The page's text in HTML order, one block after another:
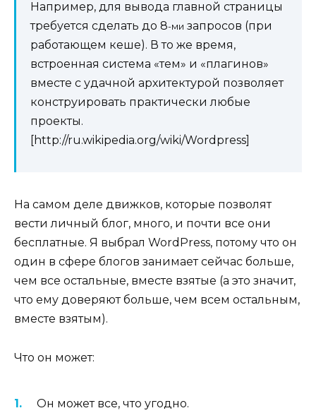
Например, для вывода главной страницы
требуется сделать до 8-ми запросов (при
работающем кеше). В то же время,
встроенная система «тем» и «плагинов»
вместе с удачной архитектурой позволяет
конструировать практически любые
проекты.
[http://ru.wikipedia.org/wiki/Wordpress]
На самом деле движков, которые позволят
вести личный блог, много, и почти все они
бесплатные. Я выбрал WordPress, потому что он
один в сфере блогов занимает сейчас больше,
чем все остальные, вместе взятые (а это значит,
что ему доверяют больше, чем всем остальным,
вместе взятым).
Что он может:
Он может все, что угодно.